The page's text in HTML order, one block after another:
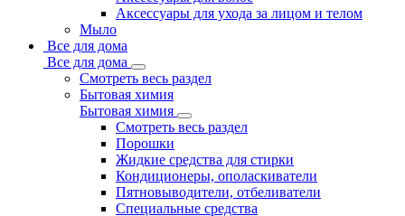
Аксессуары для ухода за лицом и телом
Мыло
Все для дома
Все для дома
Смотреть весь раздел
Бытовая химия
Бытовая химия
Смотреть весь раздел
Порошки
Жидкие средства для стирки
Кондиционеры, ополаскиватели
Пятновыводители, отбеливатели
Специальные средства